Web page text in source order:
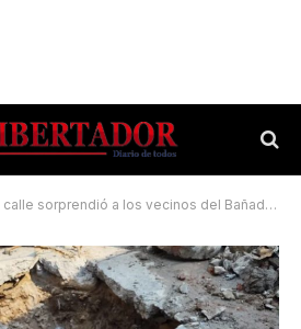
sorprendió a los vecinos del Bañado Norte